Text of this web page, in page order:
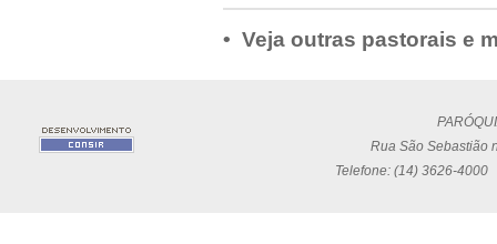
• Veja outras pastorais e
Rua São Sebastião
Telefone: (14) 3626-